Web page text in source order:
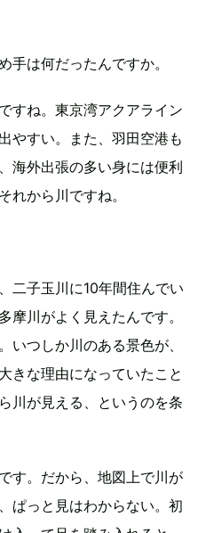
手は何だったんですか。
すね。東京湾アクアライン
やすい。また、羽田空港も
海外出張の多い身には便利
れから川ですね。
二子玉川に10年間住んでい
摩川がよく見えたんです。
いつしか川のある景色が、
きな理由になっていたこと
川が見える、というのを条
す。だから、地図上で川が
ぱっと見はわからない。初